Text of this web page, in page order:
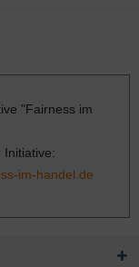
"Fairness im
Initiative:
im-handel.de